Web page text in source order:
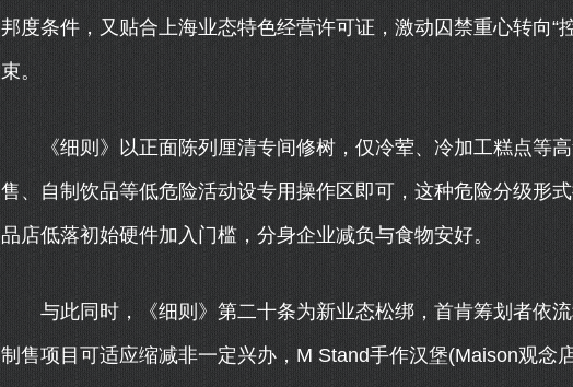
邦度条件，又贴合上海业态特色经营许可证，激动囚禁重心转向“
束。
《细则》以正面陈列厘清专间修树，仅冷荤、冷加工糕点等高
售、自制饮品等低危险活动设专用操作区即可，这种危险分级形
品店低落初始硬件加入门槛，分身企业减负与食物安好。
与此同时，《细则》第二十条为新业态松绑，首肯筹划者依流
制售项目可适应缩减非一定兴办，M Stand手作汉堡(Maison观念